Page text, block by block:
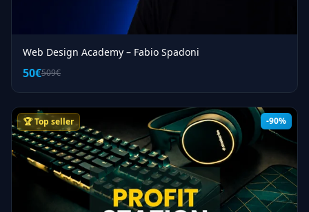
Web Design Academy – Fabio Spadoni
50€509€
-90%
🏆 Top seller